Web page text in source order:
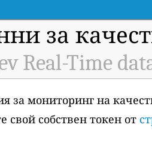
за
Real-Time
за мониторинг на
свой собствен токен от